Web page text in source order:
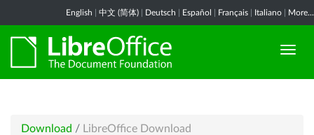
English 中文 (简体) Deutsch Español Français Italiano More...
Download / LibreOffice Download